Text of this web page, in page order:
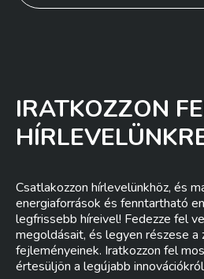
IRATKOZZON
Csatlakozzon hírlevelünkhöz, és
energiaforrások és fenntartható
legfrissebb híreivel! Fedezze fel
megoldásait, és legyen részese a
fejleményeinek. Iratkozzon fel
értesüljön a legújabb